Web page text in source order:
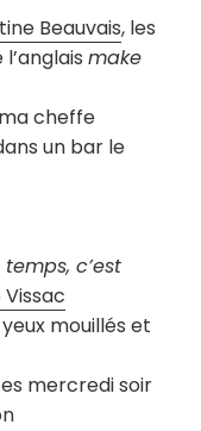
Beauvais, les
l’anglaismake
cheffe
un bar le
c’est
mouillés et
mercredi soir